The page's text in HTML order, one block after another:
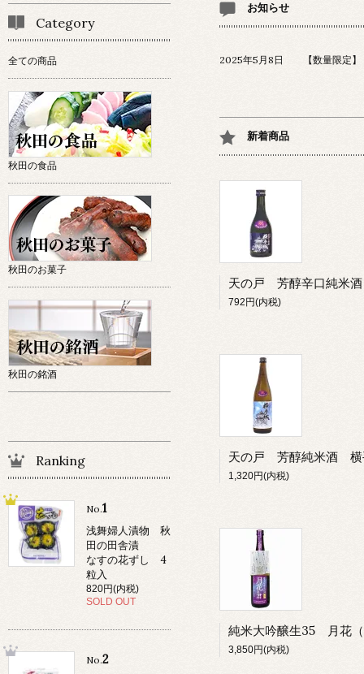
お知らせ
2025年5月8日 【数量限定】
新着商品
792円(内税)
1,320円(内税)
3,850円(内税)
Category
全ての商品
秋田の食品
秋田のお菓子
秋田の銘酒
Ranking
No.1
浅舞婦人漬物 秋
田の田舎漬
なすの花ずし 4
粒入
820円(内税)
SOLD OUT
No.2